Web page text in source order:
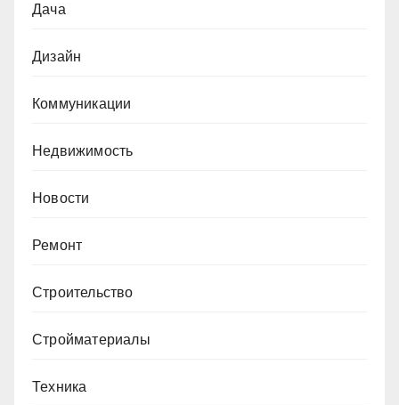
Дача
Дизайн
Коммуникации
Недвижимость
Новости
Ремонт
Строительство
Стройматериалы
Техника